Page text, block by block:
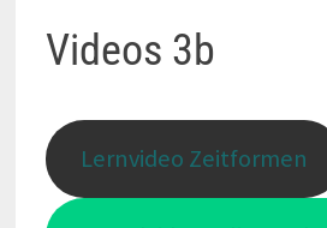
Videos 3b
Lernvideo Zeitformen